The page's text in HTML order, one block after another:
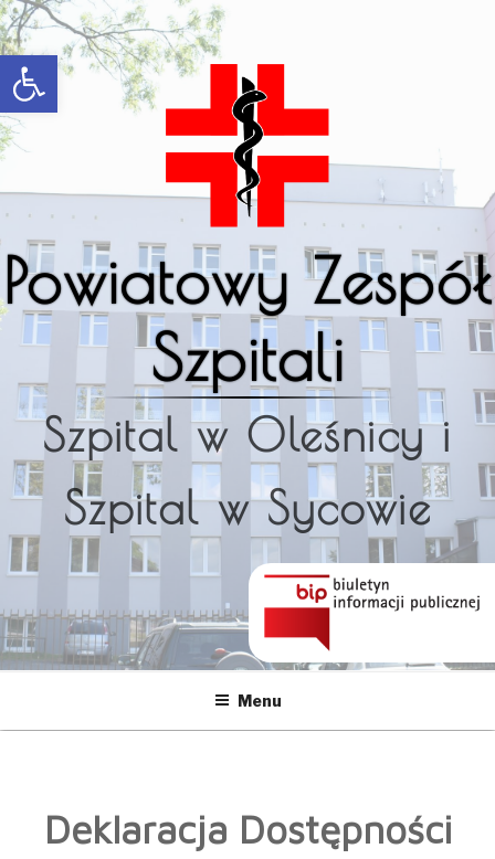
Open toolbar
Powiatowy Zespół
Szpitali
Szpital w Oleśnicy i
Szpital w Sycowie
Menu
Deklaracja Dostępności